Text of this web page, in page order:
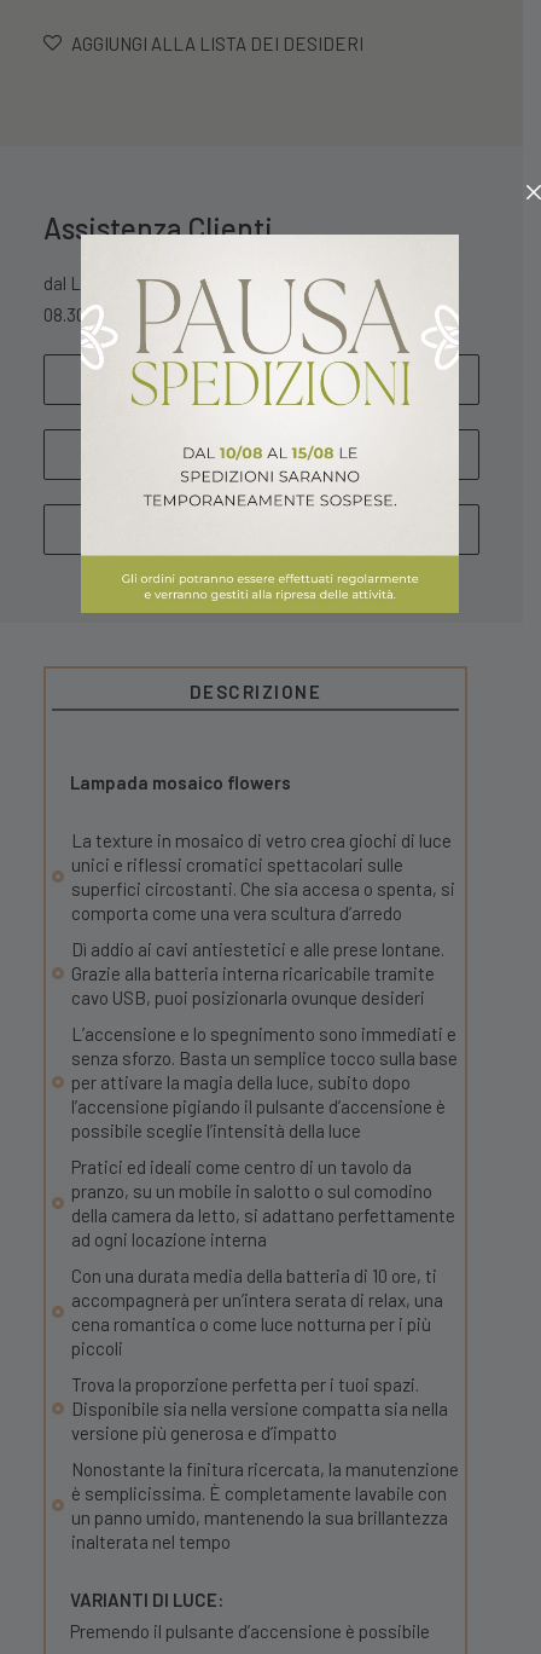
AGGIUNGI ALLA LISTA DEI DESIDERI
Assistenza Clienti
dal Lunedì al Sabato
08.30 – 13.00 / 15.30 – 18.30
SCRIVICI
WHATSAPP
DESCRIZIONE
Lampada mosaico flowers
La texture in mosaico di vetro crea giochi di luce
unici e riflessi cromatici spettacolari sulle
superfici circostanti. Che sia accesa o spenta, si
comporta come una vera scultura d’arredo
Dì addio ai cavi antiestetici e alle prese lontane.
Grazie alla batteria interna ricaricabile tramite
cavo USB, puoi posizionarla ovunque desideri
L’accensione e lo spegnimento sono immediati e
senza sforzo. Basta un semplice tocco sulla base
per attivare la magia della luce, subito dopo
l’accensione pigiando il pulsante d’accensione è
possibile sceglie l’intensità della luce
Pratici ed ideali come centro di un tavolo da
pranzo, su un mobile in salotto o sul comodino
della camera da letto, si adattano perfettamente
ad ogni locazione interna
Con una durata media della batteria di 10 ore, ti
accompagnerà per un’intera serata di relax, una
cena romantica o come luce notturna per i più
piccoli
Trova la proporzione perfetta per i tuoi spazi.
Disponibile sia nella versione compatta sia nella
versione più generosa e d’impatto
Nonostante la finitura ricercata, la manutenzione
è semplicissima. È completamente lavabile con
un panno umido, mantenendo la sua brillantezza
inalterata nel tempo
VARIANTI DI LUCE:
Premendo il pulsante d’accensione è possibile